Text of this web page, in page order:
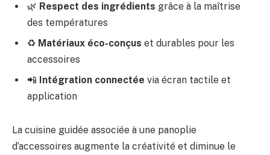
🌿 Respect des ingrédients grâce à la maîtrise
des températures
♻️ Matériaux éco-conçus et durables pour les
accessoires
📲 Intégration connectée via écran tactile et
application
La cuisine guidée associée à une panoplie
d’accessoires augmente la créativité et diminue le